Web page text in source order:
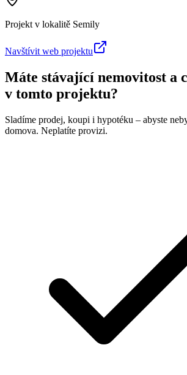
Projekt v lokalitě Semily
Navštívit web projektu
Máte stávající nemovitost a
v tomto projektu?
Sladíme prodej, koupi i hypotéku – abyste
domova. Neplatíte provizi.